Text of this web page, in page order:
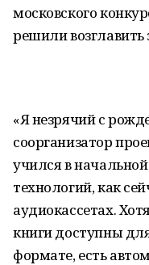
московского
решили возглавить
«Я незрячий с
соорганизатор
учился в
технологий, как
аудиокассетах.
книги доступны
формате, есть